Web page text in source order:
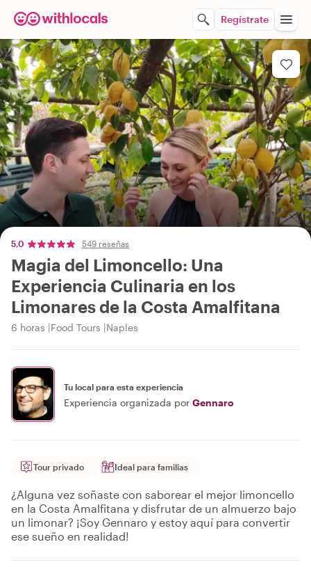
Regístrate
5,0 549 reseñas
Magia del Limoncello: Una
Experiencia Culinaria en los
Limonares de la Costa Amalfitana
6 horas Food Tours Naples
Tu local para esta experiencia
Experiencia organizada por Gennaro
Tour privado Ideal para familias
¿Alguna vez soñaste con saborear el mejor limoncello
en la Costa Amalfitana y disfrutar de un almuerzo bajo
un limonar? ¡Soy Gennaro y estoy aquí para convertir
ese sueño en realidad!